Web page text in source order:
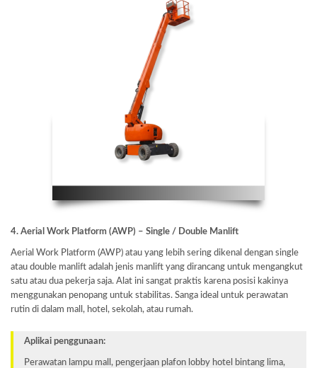
4. Aerial Work Platform (AWP) – Single / Double Manlift
Aerial Work Platform (AWP) atau yang lebih sering dikenal dengan single
atau double manlift adalah jenis manlift yang dirancang untuk mengangkut
satu atau dua pekerja saja. Alat ini sangat praktis karena posisi kakinya
menggunakan penopang untuk stabilitas. Sanga ideal untuk perawatan
rutin di dalam mall, hotel, sekolah, atau rumah.
Aplikai penggunaan:
Perawatan lampu mall, pengerjaan plafon lobby hotel bintang lima,